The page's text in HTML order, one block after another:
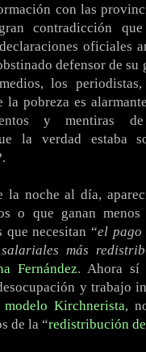
con las
contradicción
oficiales
defensor de su
los
pobreza es
y mentiras
la verdad estaba
la noche al día,
o que ganan
que necesitan “el pago
más
Fernández. Ahora sí
y trabajo
modelo Kirchnerista,
de la “redistribución